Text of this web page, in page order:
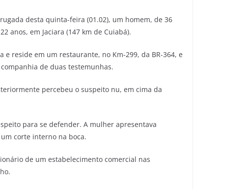
desta quinta-feira (01.02), um homem, de 36
anos, em Jaciara (147 km de Cuiabá).
reside em um restaurante, no Km-299, da BR-364, e
de duas testemunhas.
percebeu o suspeito nu, em cima da
para se defender. A mulher apresentava
corte interno na boca.
de um estabelecimento comercial nas